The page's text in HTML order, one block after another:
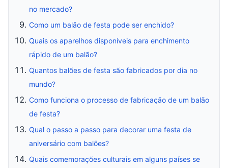
no mercado?
Como um balão de festa pode ser enchido?
Quais os aparelhos disponíveis para enchimento
rápido de um balão?
Quantos balões de festa são fabricados por dia no
mundo?
Como funciona o processo de fabricação de um balão
de festa?
Qual o passo a passo para decorar uma festa de
aniversário com balões?
Quais comemorações culturais em alguns países se